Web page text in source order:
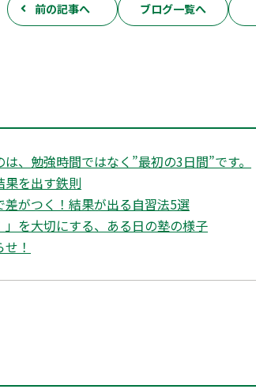
前の記事へ ブログ一覧へ
、勉強時間ではなく”最初の3日間”です。
果を出す鉄則
がつく！結果が出る自習法5選
を大切にする、ある日の塾の様子
！